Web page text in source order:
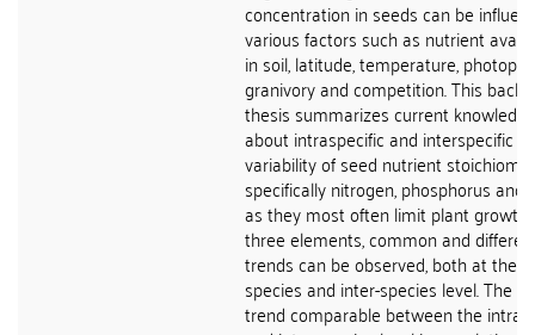
concentration in seeds can be
various factors such as nutrient
in soil, latitude, temperature,
granivory and competition. This
thesis summarizes current knowledge
about intraspecific and interspecific
variability of seed nutrient
specifically nitrogen, phosphorus and
as they most often limit plant growth.
three elements, common and
trends can be observed, both at the
species and inter-species level. The
trend comparable between the intra-